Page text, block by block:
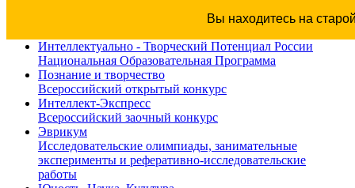
Вы находитесь на
Интеллектуально - Творческий Потенциал России
Национальная Образовательная Программа
Познание и творчество
Всероссийский открытый конкурс
Интеллект-Экспресс
Всероссийский заочный конкурс
Эврикум
Исследовательские олимпиады, занимательные
эксперименты и реферативно-исследовательские
работы